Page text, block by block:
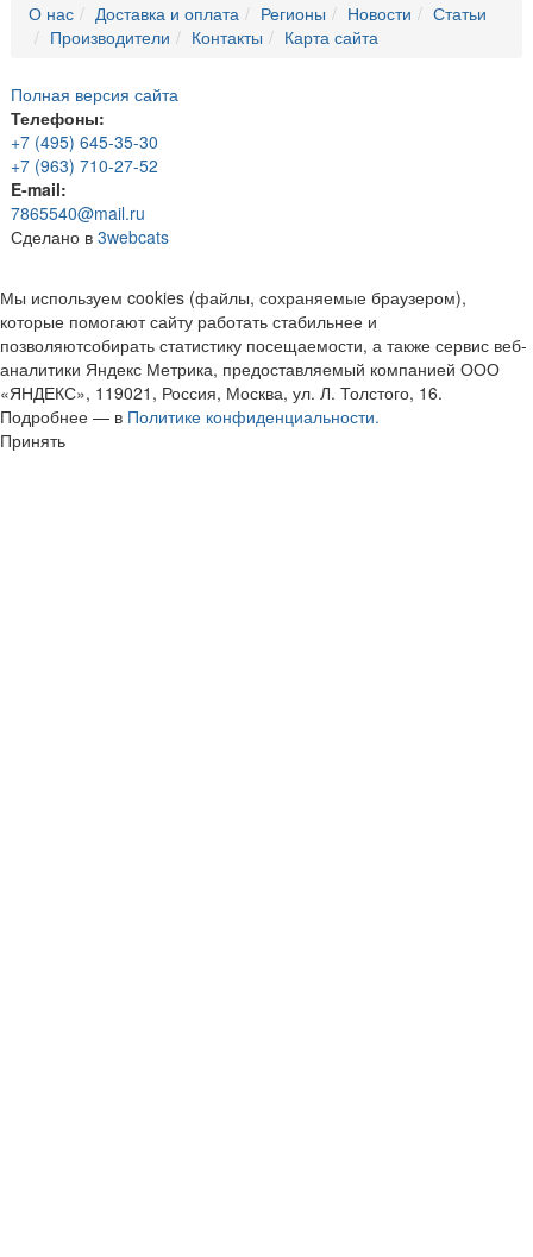
О нас Доставка и оплата Регионы Новости
Статьи
Производители
Контакты Карта сайта
Полная версия сайта
Телефоны:
+7 (495) 645-35-30
+7 (963) 710-27-52
E-mail:
7865540@mail.ru
Сделано в 3webcats
Мы используем cookies (файлы, сохраняемые браузером),
которые помогают сайту работать стабильнее и
позволяютсобирать статистику посещаемости, а также сервис веб-
аналитики Яндекс Метрика, предоставляемый компанией ООО
«ЯНДЕКС», 119021, Россия, Москва, ул. Л. Толстого, 16.
Подробнее — в Политике конфиденциальности.
Принять